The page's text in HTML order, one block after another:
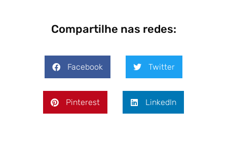
Compartilhe nas redes:
Facebook Twitter
Pinterest LinkedIn